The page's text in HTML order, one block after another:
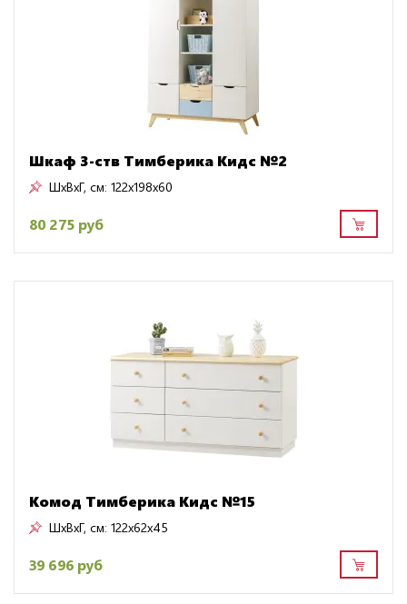
Шкаф 3-ств Тимберика Кидс №2
ШxВxГ, см: 122x198x60
80 275 руб
Комод Тимберика Кидс №15
ШxВxГ, см: 122x62x45
39 696 руб